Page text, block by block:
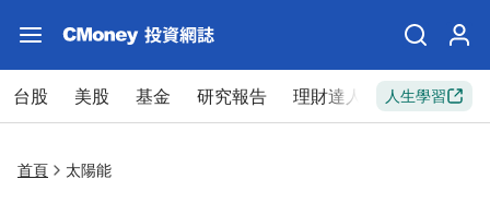
台股 美股 基金 研究報告 理財達人 新手入門
人生學習
首頁 太陽能